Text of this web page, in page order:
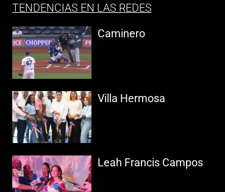
TENDENCIAS EN LAS REDES
Caminero
Villa Hermosa
Leah Francis Campos